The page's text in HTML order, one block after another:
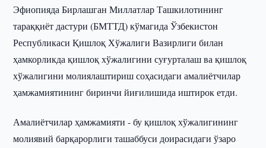
Эфиопияда Бирлашган Миллатлар Ташкилотининг
тараққиёт дастури (БМТТД) кўмагида Ўзбекистон
Республикаси Қишлоқ Хўжалиги Вазирлиги билан
ҳамкорликда қишлоқ хўжалигини суғурталаш ва қишлоқ
хўжалигини молиялаштириш соҳасидаги амалиётчилар
ҳамжамиятининг биринчи йиғилишида иштирок етди.
Амалиётчилар ҳамжамияти - бу қишлоқ хўжалигининг
молиявий барқарорлиги ташаббуси доирасидаги ўзаро